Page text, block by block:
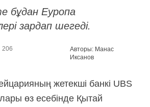
бұдан Еуропа
зардап шегеді.
206
Авторы: Манас
Иксанов
жетекші банкі UBS
өз есебінде Қытай